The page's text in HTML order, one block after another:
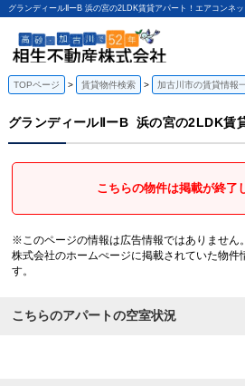
TOPページ 賃貸物件検索 加古川市の賃貸情報
グランディールⅡーB 浜の宮の2LDK賃
こちらの物件は掲載が終了
※このページの情報は広告情報ではありません
株式会社のホームぺージに掲載されていた物
す。
こちらのアパートの空室状況